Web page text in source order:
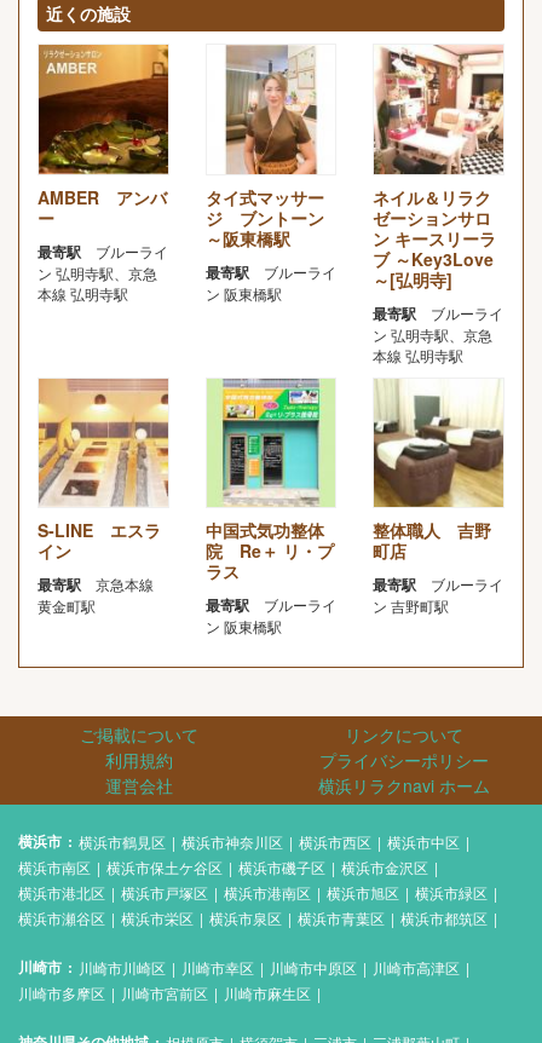
近くの施設
AMBER アンバ
ー
最寄駅
ブルーライ
ン 弘明寺駅、京急
本線 弘明寺駅
タイ式マッサー
ジ ブントーン
～阪東橋駅
最寄駅
ブルーライ
ン 阪東橋駅
ネイル＆リラク
ゼーションサロ
ン キースリーラ
ブ ～Key3Love
～[弘明寺]
最寄駅
ブルーライ
ン 弘明寺駅、京急
本線 弘明寺駅
S-LINE エスラ
イン
最寄駅
京急本線
黄金町駅
中国式気功整体
院 Re＋ リ・プ
ラス
最寄駅
ブルーライ
ン 阪東橋駅
整体職人 吉野
町店
最寄駅
ブルーライ
ン 吉野町駅
ご掲載について
リンクについて
利用規約
プライバシーポリシー
運営会社
横浜リラクnavi ホーム
横浜市 横浜市鶴見区 横浜市神奈川区 横浜市西区
横浜市中区
横浜市南区
横浜市保土ケ谷区 横浜市磯子区
横浜市金沢区
横浜市港北区
横浜市戸塚区 横浜市港南区 横浜市旭区
横浜市緑区
横浜市瀬谷区
横浜市栄区 横浜市泉区 横浜市青葉区 横浜市都筑区
川崎市 川崎市川崎区 川崎市幸区 川崎市中原区
川崎市高津区
川崎市多摩区
川崎市宮前区 川崎市麻生区